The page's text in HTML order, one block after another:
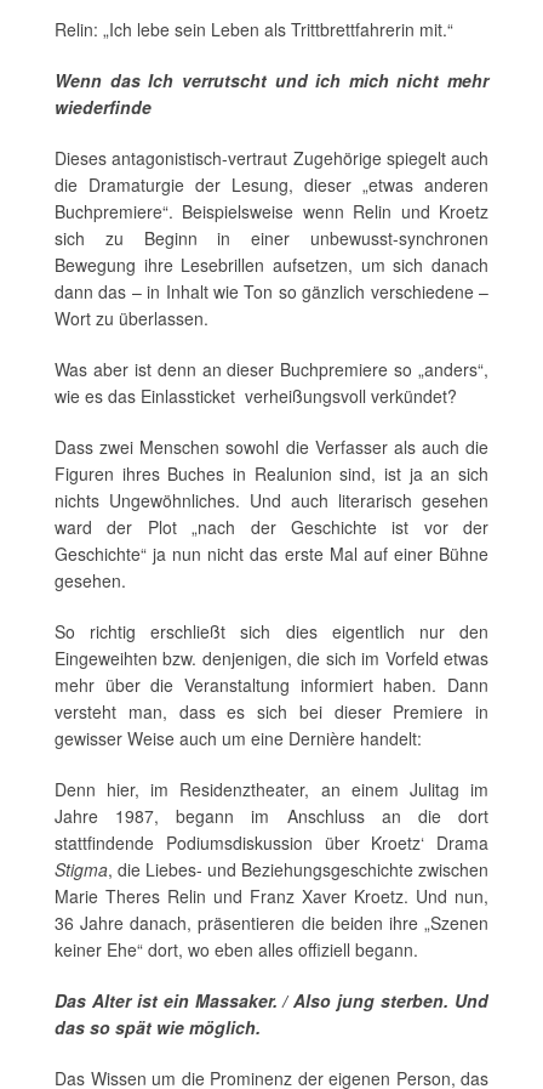
Relin: „Ich lebe sein Leben als Trittbrettfahrerin mit.“
Wenn das Ich verrutscht und ich mich nicht mehr
wiederfinde
Dieses antagonistisch-vertraut Zugehörige spiegelt auch
die Dramaturgie der Lesung, dieser „etwas anderen
Buchpremiere“. Beispielsweise wenn Relin und Kroetz
sich zu Beginn in einer unbewusst-synchronen
Bewegung ihre Lesebrillen aufsetzen, um sich danach
dann das – in Inhalt wie Ton so gänzlich verschiedene –
Wort zu überlassen.
Was aber ist denn an dieser Buchpremiere so „anders“,
wie es das Einlassticket verheißungsvoll verkündet?
Dass zwei Menschen sowohl die Verfasser als auch die
Figuren ihres Buches in Realunion sind, ist ja an sich
nichts Ungewöhnliches. Und auch literarisch gesehen
ward der Plot „nach der Geschichte ist vor der
Geschichte“ ja nun nicht das erste Mal auf einer Bühne
gesehen.
So richtig erschließt sich dies eigentlich nur den
Eingeweihten bzw. denjenigen, die sich im Vorfeld etwas
mehr über die Veranstaltung informiert haben. Dann
versteht man, dass es sich bei dieser Premiere in
gewisser Weise auch um eine Dernière handelt:
Denn hier, im Residenztheater, an einem Julitag im
Jahre 1987, begann im Anschluss an die dort
stattfindende Podiumsdiskussion über Kroetz‘ Drama
Stigma, die Liebes- und Beziehungsgeschichte zwischen
Marie Theres Relin und Franz Xaver Kroetz. Und nun,
36 Jahre danach, präsentieren die beiden ihre „Szenen
keiner Ehe“ dort, wo eben alles offiziell begann.
Das Alter ist ein Massaker. / Also jung sterben. Und
das so spät wie möglich.
Das Wissen um die Prominenz der eigenen Person, das